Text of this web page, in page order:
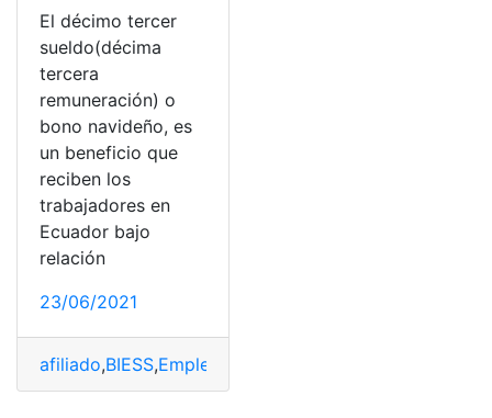
El décimo tercer
sueldo(décima
tercera
remuneración) o
bono navideño, es
un beneficio que
reciben los
trabajadores en
Ecuador bajo
relación
23/06/2021
afiliado,BIESS,Empleador